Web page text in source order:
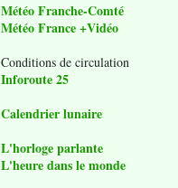
Météo Franche-Comté
Météo France +Vidéo
Conditions de circulation
Inforoute 25
Calendrier lunaire
L'horloge parlante
L'heure dans le monde